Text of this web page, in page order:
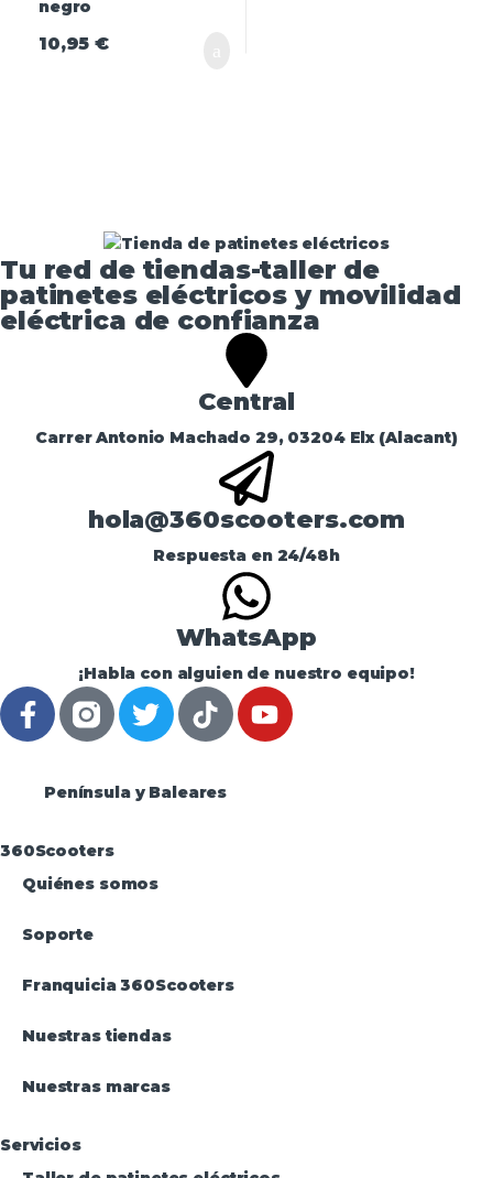
10,95€
Tu red de tiendas-taller de
patinetes eléctricos y movilidad
eléctrica de confianza​
Central
Carrer Antonio Machado 29, 03204 Elx (Alacant)
hola@360scooters.com
Respuesta en 24/48h
WhatsApp
¡Habla con alguien de nuestro equipo!
Península y Baleares
360Scooters
Quiénes somos
Soporte
Franquicia 360Scooters
Nuestras tiendas
Nuestras marcas
Servicios